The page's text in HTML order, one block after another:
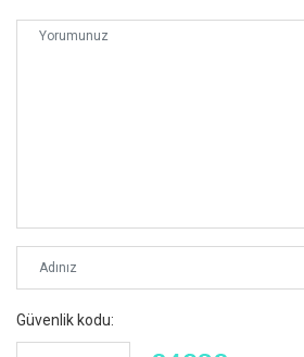
Güvenlik kodu: